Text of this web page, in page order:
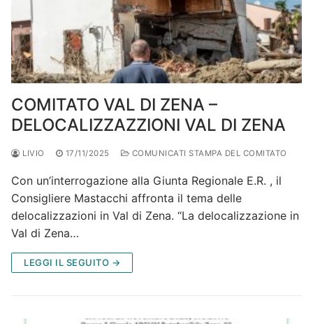
COMITATO VAL DI ZENA –
DELOCALIZZAZZIONI VAL DI ZENA
LIVIO 17/11/2025 COMUNICATI STAMPA DEL COMITATO
Con un’interrogazione alla Giunta Regionale E.R. , il
Consigliere Mastacchi affronta il tema delle
delocalizzazioni in Val di Zena. “La delocalizzazione in
Val di Zena…
LEGGI IL SEGUITO →